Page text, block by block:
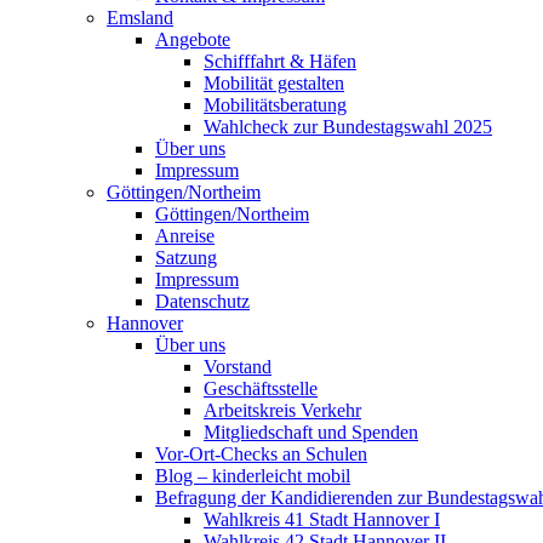
Emsland
Angebote
Schifffahrt & Häfen
Mobilität gestalten
Mobilitätsberatung
Wahlcheck zur Bundestagswahl 2025
Über uns
Impressum
Göttingen/Northeim
Göttingen/Northeim
Anreise
Satzung
Impressum
Datenschutz
Hannover
Über uns
Vorstand
Geschäftsstelle
Arbeitskreis Verkehr
Mitgliedschaft und Spenden
Vor-Ort-Checks an Schulen
Blog – kinderleicht mobil
Befragung der Kandidierenden zur
Wahlkreis 41 Stadt Hannover I